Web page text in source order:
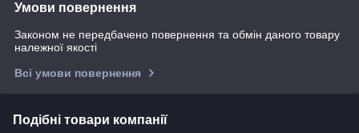
Умови повернення
Законом не передбачено повернення та обмін даного товару
належної якості
Всі умови повернення
Подібні товари компанії